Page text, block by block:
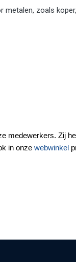
metalen, zoals
medewerkers. Zij
in onze webwinkel